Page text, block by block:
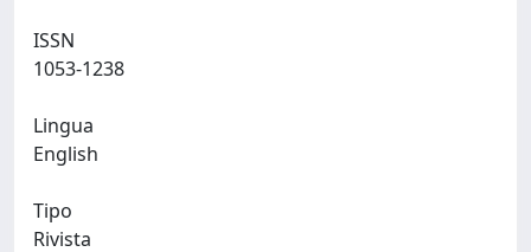
ISSN
Lingua
Tipo
Rivista